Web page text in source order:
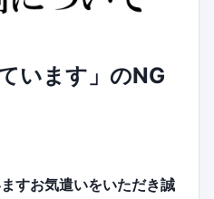
います」のNG
すお気遣いをいただき誠